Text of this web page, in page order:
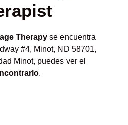
Therapy se encuentra
#4, Minot, ND 58701,
Minot, puedes ver el
.